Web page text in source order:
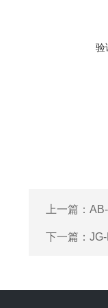
验
上一篇：
下一篇：